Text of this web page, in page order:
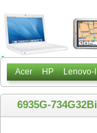
Acer HP Lenovo-
6935G-734G32Bi